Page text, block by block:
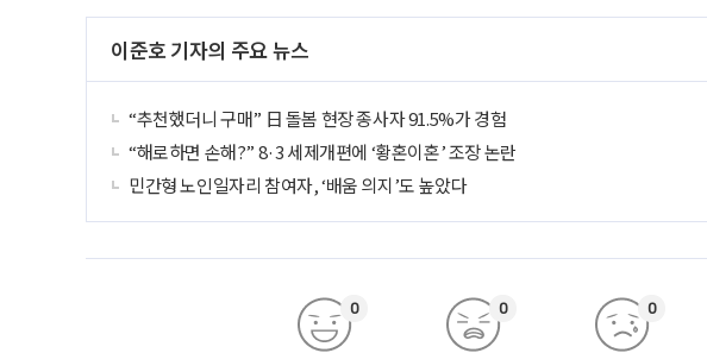
이준호 기자의 주요 뉴스
“추천했더니 구매” 日 돌봄 현장 종사자 91.5%가 경험
“해로하면 손해?” 8·3 세제개편에 ‘황혼이혼’ 조장 논란
민간형 노인일자리 참여자, ‘배움 의지’도 높았다
0 0 0